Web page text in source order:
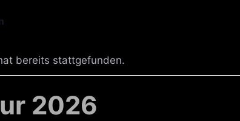
bereits stattgefunden.
2026